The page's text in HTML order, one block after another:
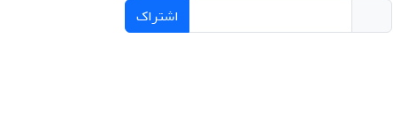
اشتراک